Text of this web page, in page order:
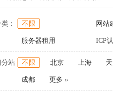
： 不限 网站
服务器租用 ICP
分站 不限 北京 上海
成都 更多 »